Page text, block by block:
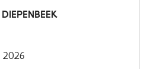
DIEPENBEEK
2026